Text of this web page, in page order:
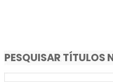
PESQUISAR TÍTULOS